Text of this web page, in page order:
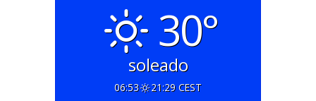
30°
soleado
06:53 21:29 CEST